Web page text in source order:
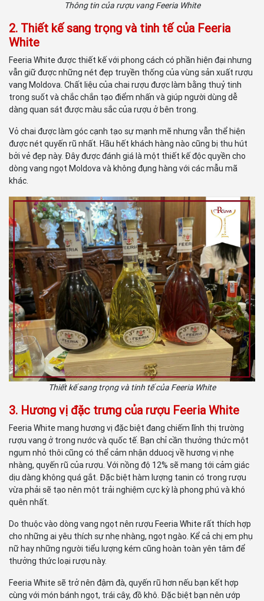
Thông tin của rượu vang Feeria White
2. Thiết kế sang trọng và tinh tế của Feeria
White
Feeria White được thiết kế với phong cách có phần hiện đại nhưng
vẫn giữ được những nét đẹp truyền thống của vùng sản xuất rượu
vang Moldova. Chất liệu của chai rượu được làm bằng thuỷ tinh
trong suốt và chắc chắn tạo điểm nhấn và giúp người dùng dễ
dàng quan sát được màu sắc của rượu ở bên trong.
Vỏ chai được làm góc cạnh tạo sự mạnh mẽ nhưng vẫn thể hiện
được nét quyến rũ nhất. Hầu hết khách hàng nào cũng bị thu hút
bởi vẻ đẹp này. Đây được đánh giá là một thiết kế độc quyền cho
dòng vang ngọt Moldova và không đụng hàng với các mẫu mã
khác.
Thiết kế sang trọng và tinh tế của Feeria White
3. Hương vị đặc trưng của rượu Feeria White
Feeria White mang hương vị đặc biệt đang chiếm lĩnh thị trường
rượu vang ở trong nước và quốc tế. Bạn chỉ cần thưởng thức một
ngụm nhỏ thôi cũng có thể cảm nhận dduocj về hương vị nhẹ
nhàng, quyến rũ của rượu. Với nồng độ 12% sẽ mang tới cảm giác
dịu dàng không quá gắt. Đặc biệt hàm lượng tanin có trong rượu
vừa phải sẽ tạo nên một trải nghiệm cực kỳ là phong phú và khó
quên nhất.
Do thuộc vào dòng vang ngọt nên rượu Feeria White rất thích hợp
cho những ai yêu thích sự nhẹ nhàng, ngọt ngào. Kể cả chị em phụ
nữ hay những người tiểu lượng kém cũng hoàn toàn yên tâm để
thưởng thức loại rượu này.
Feeria White sẽ trở nên đậm đà, quyến rũ hơn nếu bạn kết hợp
cùng với món bánh ngọt, trái cây, đồ khô. Đặc biệt bạn nên ướp